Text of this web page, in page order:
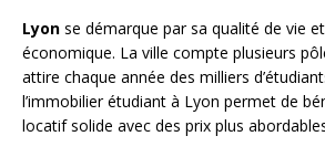
Lyon se démarque par sa qualité de vie
économique. La ville compte plusieurs
attire chaque année des milliers
l’immobilier étudiant à Lyon permet de
locatif solide avec des prix plus